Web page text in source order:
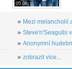
05.08.
» Mezi melancholií
» Steve'n'Seagulls
» Anonymní
» zobrazit více...